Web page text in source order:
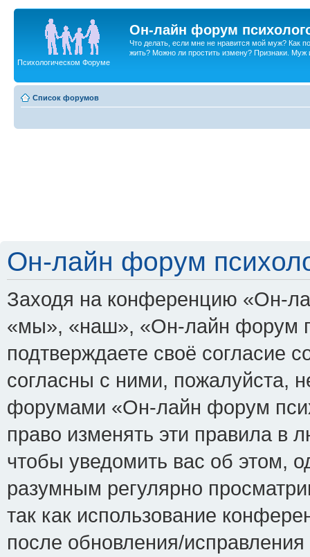
Он-лайн форум
Что делать, если мне не нравится мой муж? Как
жить? Можно ли простить измену? Признаки. Муж
Психологическом Форуме
Список форумов
Он-лайн форум
Заходя на конференцию «Он-
«мы», «наш», «Он-лайн форум
подтверждаете своё
согласны с ними, пожалуйста,
форумами «Он-лайн форум
право изменять эти правила в
чтобы уведомить вас об этом,
разумным регулярно
так как использование
после обновления/